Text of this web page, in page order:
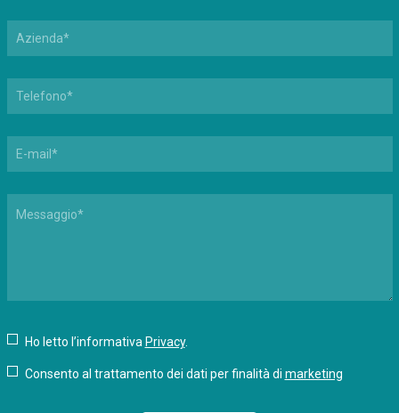
Ho letto l’informativa Privacy.
Consento al trattamento dei dati per finalità di marketing